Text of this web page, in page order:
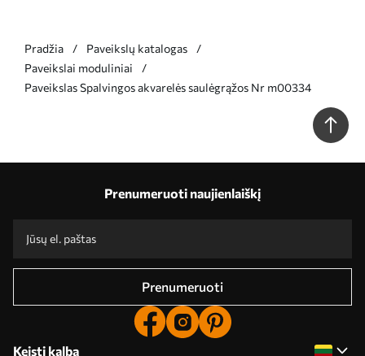
Pradžia
Paveikslų katalogas
Paveikslai moduliniai
Paveikslas Spalvingos akvarelės saulėgrąžos Nr m00334
Prenumeruoti naujienlaiškį
Prenumeruoti
Keisti kalbą